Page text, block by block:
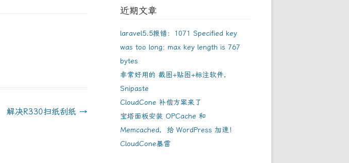
解决R330扫纸刮纸 →
近期文章
laravel5.5报错：1071 Specified key
was too long; max key length is 767
bytes
非常好用的 截图+贴图+标注软件，
Snipaste
CloudCone 补偿方案来了
宝塔面板安装 OPCache 和
Memcached，给 WordPress 加速！
CloudCone暴雷